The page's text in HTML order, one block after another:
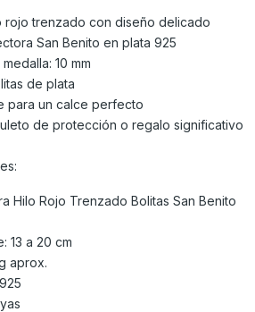
rojo trenzado con diseño delicado
San Benito en plata 925
10 mm
de plata
para un calce perfecto
de protección o regalo significativo
Hilo Rojo Trenzado Bolitas San Benito
13 a 20 cm
aprox.